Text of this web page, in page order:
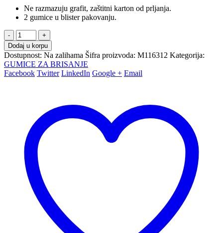
Ne razmazuju grafit, zaštitni karton od prljanja.
2 gumice u blister pakovanju.
-
+
Dodaj u korpu
Dostupnost: Na zalihama Šifra proizvoda: M116312 Kategorija:
GUMICE ZA BRISANJE
Facebook Twitter LinkedIn Google + Email